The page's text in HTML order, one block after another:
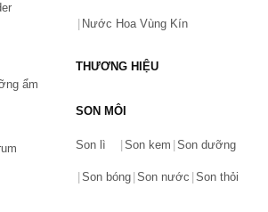
về sản phẩm hay mua hàng?
tôi. Hoặc gọi cho chúng tôi qua số
ẩm
Nước Hoa Vùng Kín
THƯƠNG HIỆU
SON MÔI
Son lì Son kem Son dưỡng
Son bóng Son nước Son thỏi